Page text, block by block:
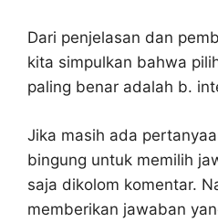
Dari penjelasan dan
kita simpulkan bahwa
paling benar adalah b.
Jika masih ada
bingung untuk memilih
saja dikolom komentar.
memberikan jawaban